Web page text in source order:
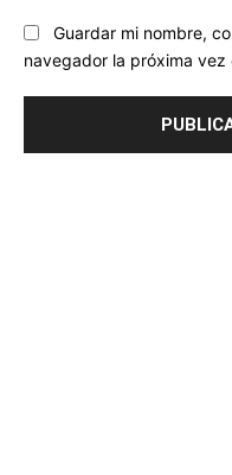
Guardar mi nombre,
navegador la próxima vez